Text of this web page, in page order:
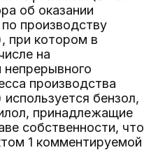
об оказании
производству
при котором в
на
производства
бензол,
принадлежащие
собственности, что
1 комментируемой